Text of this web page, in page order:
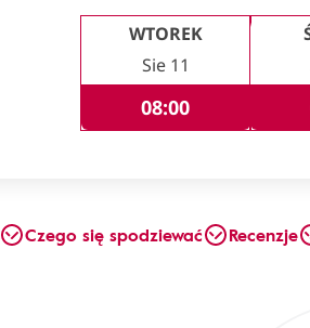
WTOREK
Sie 11
08:00
Czego się spodziewać Recenzje